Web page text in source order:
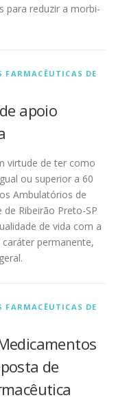
para reduzir a morbi-
FARMACÊUTICAS DE
apoio
virtude de ter como
ou superior a 60
Ambulatórios de
Ribeirão Preto-SP
de vida com a
permanente,
FARMACÊUTICAS DE
de